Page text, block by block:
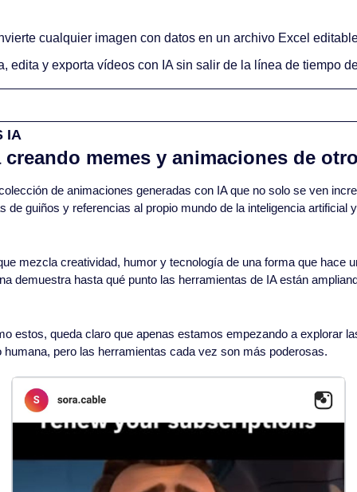
cualquier imagen con datos en un archivo Excel
edita y exporta vídeos con IA sin salir de la línea de tiempo
IA
memes y animaciones de
de animaciones generadas con IA que no solo se ven
de guiños y referencias al propio mundo de la inteligencia artificial
mezcla creatividad, humor y tecnología de una forma que hace
demuestra hasta qué punto las herramientas de IA están
estos, queda claro que apenas estamos empezando a explorar
humana, pero las herramientas cada vez son más poderosas.